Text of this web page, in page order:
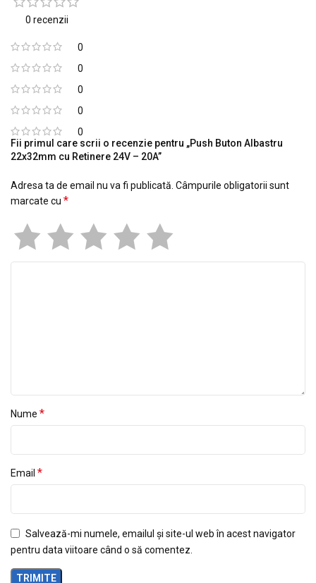
0 recenzii
0
0
0
0
0
Fii primul care scrii o recenzie pentru „Push Buton Albastru
22x32mm cu Retinere 24V – 20A”
Adresa ta de email nu va fi publicată. Câmpurile obligatorii sunt
marcate cu *
Nume *
Email *
Salvează-mi numele, emailul și site-ul web în acest navigator
pentru data viitoare când o să comentez.